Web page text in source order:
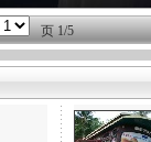
页1/5